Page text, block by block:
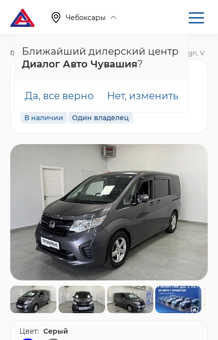
Чебоксары
Ближайший дилерский центр
Диалог Авто Чувашия?
Да, все верно Нет, изменить
Главная Каталог Автомобили с пробегом Stepwgn, V
года, пробег 106451 км
В наличии Один владелец
Цвет: Серый